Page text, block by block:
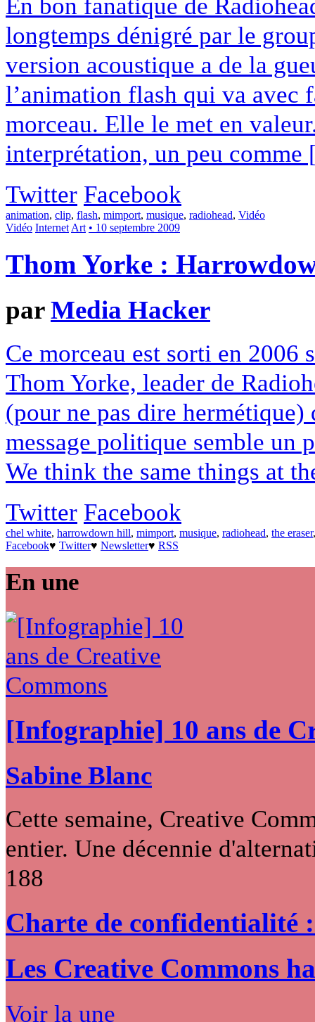
En bon fanatique de
longtemps dénigré par le
version acoustique a de la
l’animation flash qui va avec
morceau. Elle le met en
interprétation, un peu comme
Twitter Facebook
animation, clip, flash, mimport, musique, radiohead, Vidéo
Vidéo Internet Art • 10 septembre 2009
Thom Yorke :
parMedia Hacker
Ce morceau est sorti en 2006
Thom Yorke, leader de
(pour ne pas dire hermétique)
message politique semble un
We think the same things at
Twitter Facebook
chel white, harrowdown hill, mimport, musique, radiohead, the eraser
Facebook♥ Twitter♥ Newsletter♥ RSS
En une
[Infographie] 10 ans de
Sabine Blanc
Cette semaine, Creative
entier. Une décennie
188
Charte de confidentialité
Les Creative Commons
Voir la une